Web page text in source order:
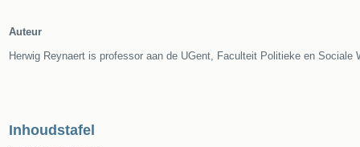
Auteur
Herwig Reynaert is professor aan de UGent, Faculteit Politieke en
Inhoudstafel